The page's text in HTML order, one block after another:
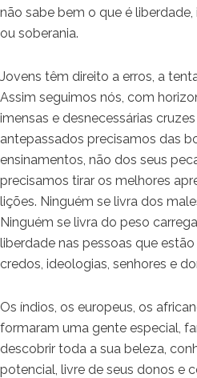
não sabe bem o que é
ou soberania.
Jovens têm direito a erros, a
Assim seguimos nós, com
imensas e desnecessárias
antepassados precisamos das
ensinamentos, não dos seus
precisamos tirar os melhores
lições. Ninguém se livra dos
Ninguém se livra do peso
liberdade nas pessoas que
credos, ideologias, senhores e
Os índios, os europeus, os
formaram uma gente especial,
descobrir toda a sua beleza,
potencial, livre de seus donos e